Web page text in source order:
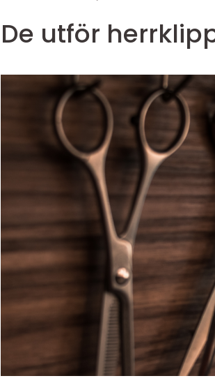
De utför